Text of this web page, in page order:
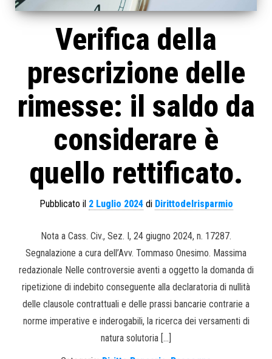
Verifica della
prescrizione delle
rimesse: il saldo da
considerare è
quello rettificato.
Pubblicato il 2 Luglio 2024di Dirittodelrisparmio
Nota a Cass. Civ., Sez. I, 24 giugno 2024, n. 17287.
Segnalazione a cura dell’Avv. Tommaso Onesimo. Massima
redazionale Nelle controversie aventi a oggetto la domanda di
ripetizione di indebito conseguente alla declaratoria di nullità
delle clausole contrattuali e delle prassi bancarie contrarie a
norme imperative e inderogabili, la ricerca dei versamenti di
natura solutoria […]